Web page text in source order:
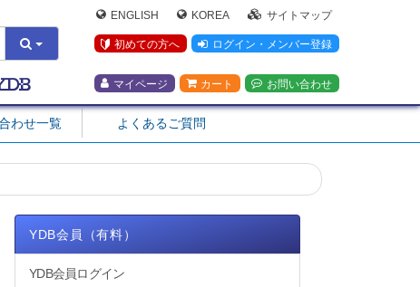
ENGLISH KOREA サイトマップ
初めての方へ ログイン・メンバー登録
マイページ カート お問い合わせ
わせ一覧 よくあるご質問
YDB会員（有料）
YDB会員ログイン